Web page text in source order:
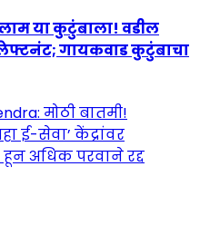
या कुटुंबाला! वडील
गायकवाड कुटुंबाचा